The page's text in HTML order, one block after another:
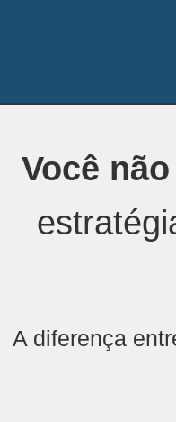
Você
A diferença